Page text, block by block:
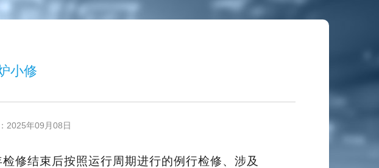
小修
年09月08日
修结束后按照运行周期进行的例行检修、涉及